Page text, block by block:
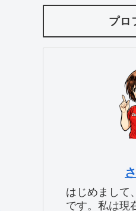
プロ
はじめまして
です。私は現